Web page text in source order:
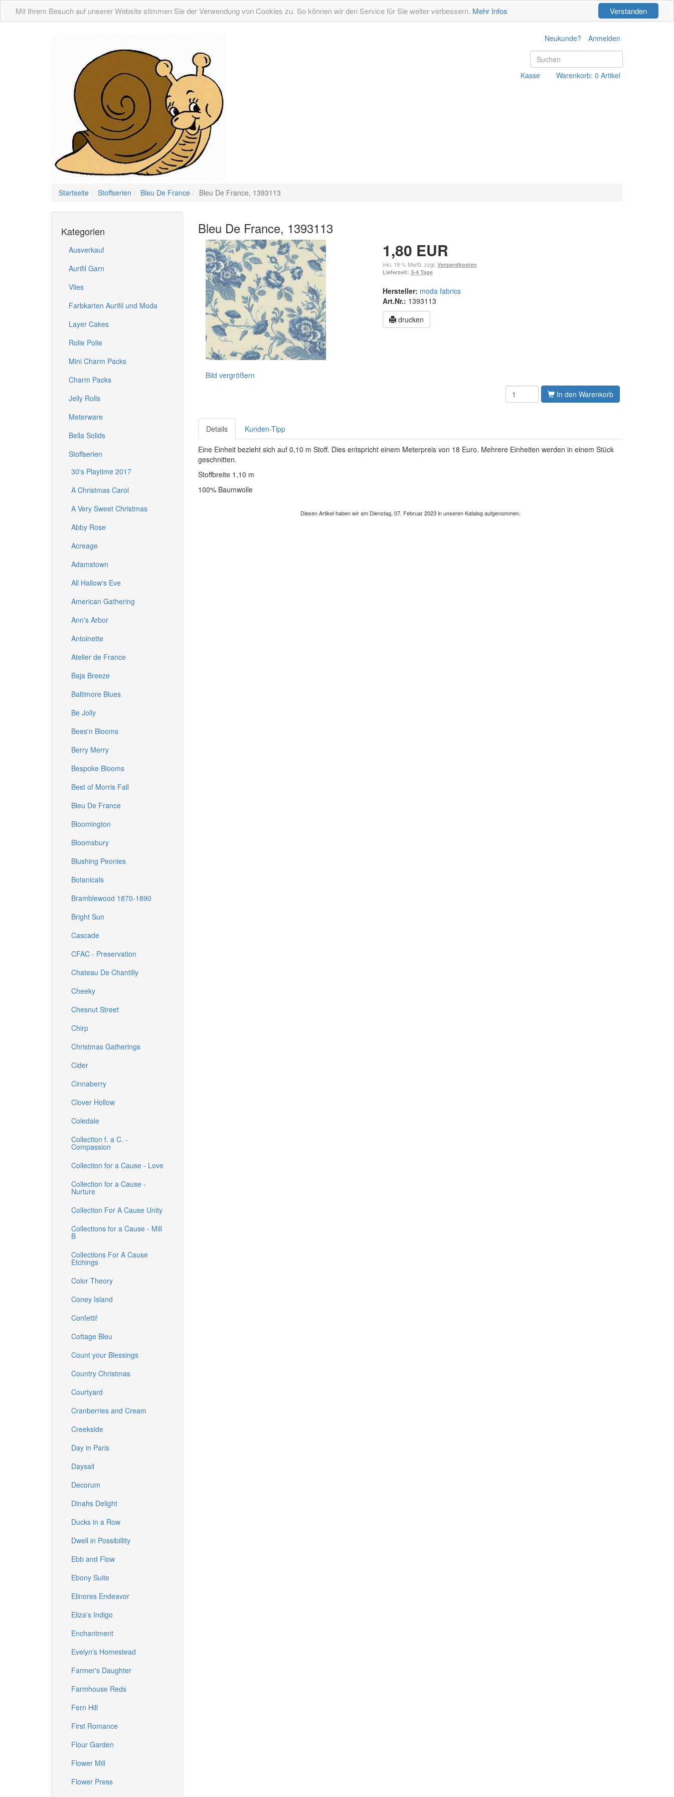
Verstanden
Mit Ihrem Besuch auf unserer Website stimmen Sie der Verwendung von Cookies zu. So können wir den Service für Sie weiter verbessern. Mehr Infos
Neukunde? Anmelden
Kasse Warenkorb: 0 Artikel
Startseite Stoffserien Bleu De France Bleu De France, 1393113
Kategorien
Ausverkauf
Aurifil Garn
Vlies
Farbkarten Aurifil und Moda
Layer Cakes
Rolie Polie
Mini Charm Packs
Charm Packs
Jelly Rolls
Meterware
Bella Solids
Stoffserien
30's Playtime 2017
A Christmas Carol
A Very Sweet Christmas
Abby Rose
Acreage
Adamstown
All Hallow's Eve
American Gathering
Ann's Arbor
Antoinette
Atelier de France
Baja Breeze
Baltimore Blues
Be Jolly
Bees'n Blooms
Berry Merry
Bespoke Blooms
Best of Morris Fall
Bleu De France
Bloomington
Bloomsbury
Blushing Peonies
Botanicals
Bramblewood 1870-1890
Bright Sun
Cascade
CFAC - Preservation
Chateau De Chantilly
Cheeky
Chesnut Street
Chirp
Christmas Gatherings
Cider
Cinnaberry
Clover Hollow
Coledale
Collection f. a C. -
Compassion
Collection for a Cause - Love
Collection for a Cause -
Nurture
Collection For A Cause Unity
Collections for a Cause - Mill
B
Collections For A Cause
Etchings
Color Theory
Coney Island
Confetti!
Cottage Bleu
Count your Blessings
Country Christmas
Courtyard
Cranberries and Cream
Creekside
Day in Paris
Daysail
Decorum
Dinahs Delight
Ducks in a Row
Dwell in Possibillity
Ebb and Flow
Ebony Suite
Elinores Endeavor
Eliza's Indigo
Enchantment
Evelyn's Homestead
Farmer's Daughter
Farmhouse Reds
Fern Hill
First Romance
Flour Garden
Flower Mill
Flower Press
Bleu De France, 1393113
Bild vergrößern
1,80 EUR
inkl. 19 % MwSt. zzgl. Versandkosten
Lieferzeit: 3-4 Tage
Hersteller: moda fabrics
Art.Nr.: 1393113
drucken
In den Warenkorb
Details Kunden-Tipp
Eine Einheit bezieht sich auf 0,10 m Stoff. Dies entspricht einem Meterpreis von 18 Euro. Mehrere Einheiten werden in einem Stück
geschnitten.
Stoffbreite 1,10 m
100% Baumwolle
Diesen Artikel haben wir am Dienstag, 07. Februar 2023 in unseren Katalog aufgenommen.